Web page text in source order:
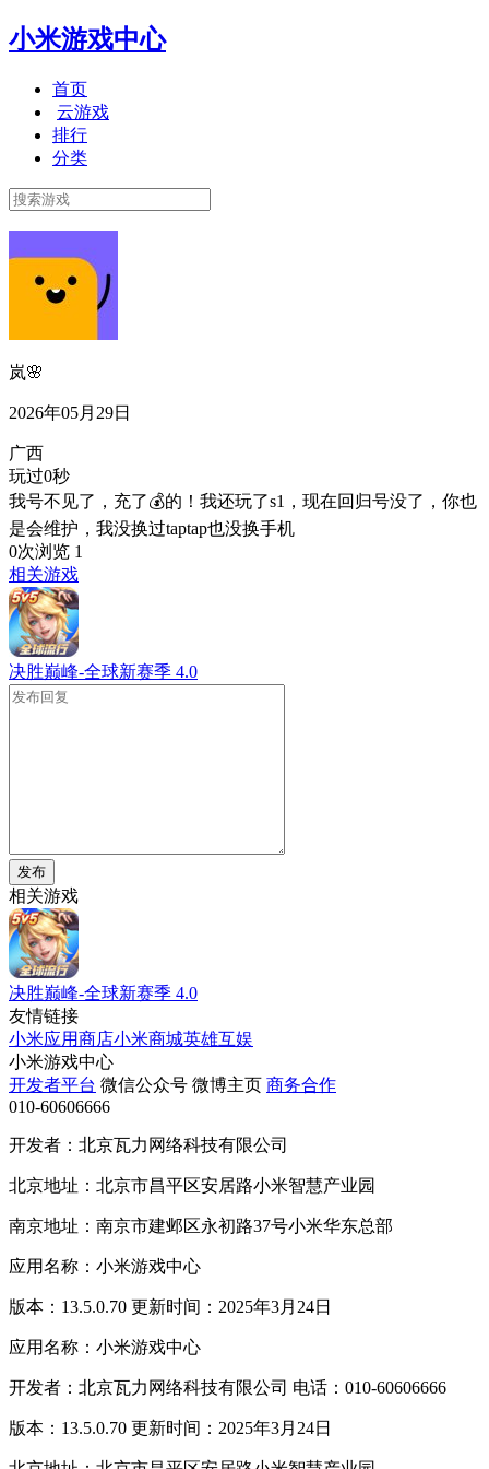
小米游戏中心
首页
云游戏
排行
分类
岚🌸
2026年05月29日
广西
玩过0秒
我号不见了，充了💰的！我还玩了s1，现在回归号没了，你也
是会维护，我没换过taptap也没换手机
0次浏览 1
相关游戏
决胜巅峰-全球新赛季 4.0
发布
相关游戏
决胜巅峰-全球新赛季 4.0
友情链接
小米应用商店小米商城英雄互娱
小米游戏中心
开发者平台 微信公众号 微博主页 商务合作
010-60606666
开发者：北京瓦力网络科技有限公司
北京地址：北京市昌平区安居路小米智慧产业园
南京地址：南京市建邺区永初路37号小米华东总部
应用名称：小米游戏中心
版本：13.5.0.70 更新时间：2025年3月24日
应用名称：小米游戏中心
开发者：北京瓦力网络科技有限公司 电话：010-60606666
版本：13.5.0.70 更新时间：2025年3月24日